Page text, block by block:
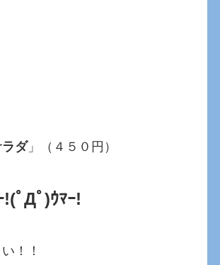
ダ」（４５０円）
!(ﾟДﾟ)ｳﾏｰ!
！！